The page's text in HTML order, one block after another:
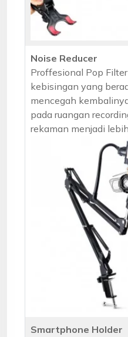
Noise Reducer
Proffesional Pop
kebisingan yang
mencegah
pada ruangan
rekaman menjadi
Smartphone Holder